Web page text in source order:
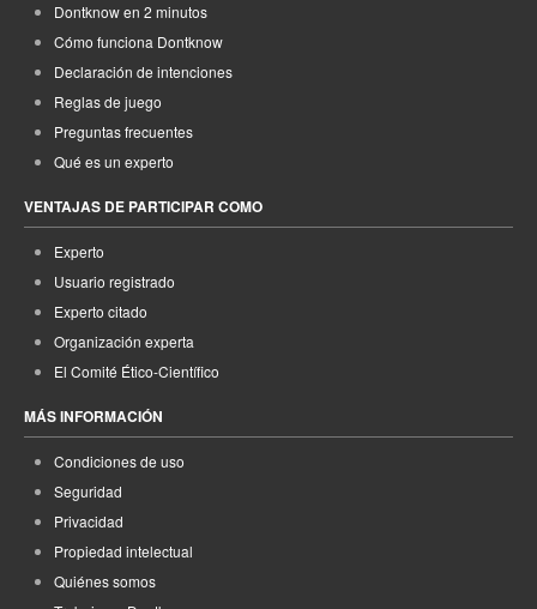
Dontknow en 2 minutos
Cómo funciona Dontknow
Declaración de intenciones
Reglas de juego
Preguntas frecuentes
Qué es un experto
VENTAJAS DE PARTICIPAR COMO
Experto
Usuario registrado
Experto citado
Organización experta
El Comité Ético-Científico
MÁS INFORMACIÓN
Condiciones de uso
Seguridad
Privacidad
Propiedad intelectual
Quiénes somos